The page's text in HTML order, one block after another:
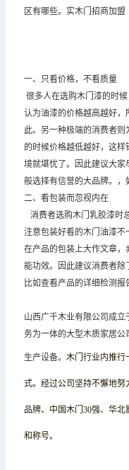
区有哪些。实木门招商加盟
一、只看价格，不看质量
很多人在选购木门漆的时
认为油漆的价格越高越好
此。另一种极端的消费者
的时候价格越低越好，这
境就堪忧了。因此建议大
般选择有信誉的大品牌。，
二、看包装而忽视内在
消费者选购木门乳胶漆时
注意包装好看的木门油漆不
在产品的包装上大作文章
能功效。因此建议消费者除
比如查看产品的详细检测
山西广千木业有限公司成
务为一体的大型木质家居
生产设备。 木门行业内推行
式。经过公司坚持不懈地
品牌、中国木门 30强、华北
和称号。